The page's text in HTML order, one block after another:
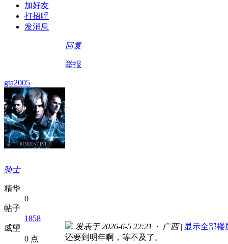
加好友
打招呼
发消息
回复
举报
gta2005
骑士
精华
0
帖子
1858
威望
0 点
发表于 2026-6-5 22:21 · 广西 | 显示全部楼
还要到明年啊，等不及了。